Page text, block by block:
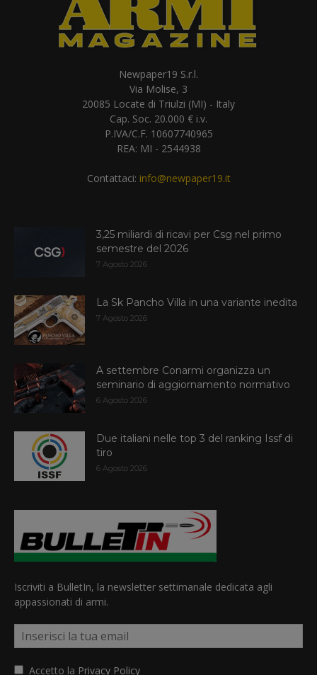
Newpaper19 S.r.l.
Via Molise, 3
20085 Locate di Triulzi (MI) - Italy
Cap. Soc. 20.000 € i.v.
P.IVA/C.F. 10607740965
REA: MI - 2544938
Contattaci: info@newpaper19.it
3,25 miliardi di ricavi per Csg nel primo
semestre del 2026
7 Agosto 2026
La Sk Pancho Villa in una variante inedita
7 Agosto 2026
A settembre Conarmi organizza un
seminario di aggiornamento normativo
6 Agosto 2026
Due italiani nelle top 3 del ranking Issf di
tiro
6 Agosto 2026
Iscriviti a BulletIn, la newsletter settimanale dedicata agli
appassionati di armi.
Accetto la Privacy Policy